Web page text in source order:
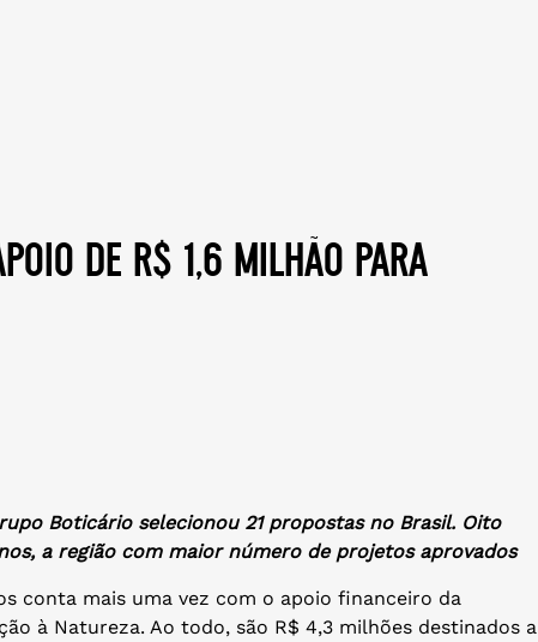
de r$ 1,6 milhão para
Boticário selecionou 21 propostas no Brasil. Oito
a região com maior número de projetos aprovados
conta mais uma vez com o apoio financeiro da
à Natureza. Ao todo, são R$ 4,3 milhões destinados a